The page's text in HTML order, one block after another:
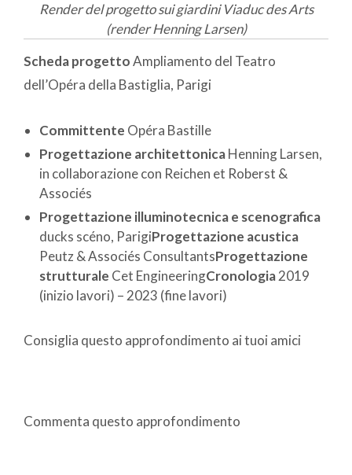
Render del progetto sui giardini Viaduc des Arts
(render Henning Larsen)
Scheda progettoAmpliamento del Teatro
dell’Opéra della Bastiglia, Parigi
Committente Opéra Bastille
Progettazione architettonicaHenning Larsen,
in collaborazione con Reichen et Roberst &
Associés
Progettazione illuminotecnica e scenografica
ducks scéno, ParigiProgettazione acustica
Peutz & Associés ConsultantsProgettazione
strutturale Cet EngineeringCronologia2019
(inizio lavori) – 2023 (fine lavori)
Consiglia questo approfondimento ai tuoi amici
Commenta questo approfondimento